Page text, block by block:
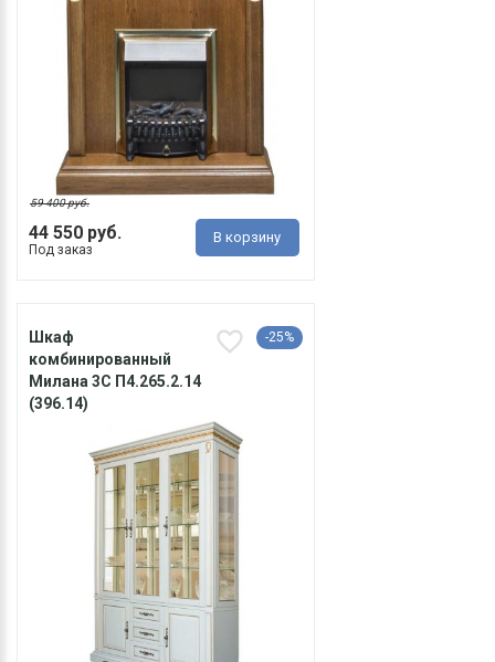
44 550 руб.
59 400 руб.
Под заказ
В корзину
Шкаф
комбинированный
Милана 3С П4.265.2.14
(396.14)
-25%